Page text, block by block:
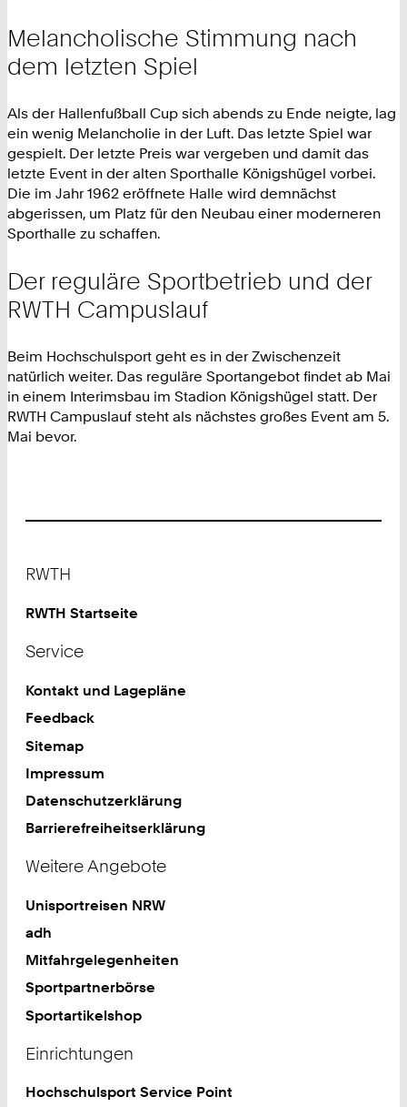
Melancholische Stimmung nach
dem letzten Spiel
Als der Hallenfußball Cup sich abends zu Ende neigte, lag
ein wenig Melancholie in der Luft. Das letzte Spiel war
gespielt. Der letzte Preis war vergeben und damit das
letzte Event in der alten Sporthalle Königshügel vorbei.
Die im Jahr 1962 eröffnete Halle wird demnächst
abgerissen, um Platz für den Neubau einer moderneren
Sporthalle zu schaffen.
Der reguläre Sportbetrieb und der
RWTH Campuslauf
Beim Hochschulsport geht es in der Zwischenzeit
natürlich weiter. Das reguläre Sportangebot findet ab Mai
in einem Interimsbau im Stadion Königshügel statt. Der
RWTH Campuslauf steht als nächstes großes Event am 5.
Mai bevor.
RWTH
RWTH Startseite
Service
Kontakt und Lagepläne
Feedback
Sitemap
Impressum
Datenschutzerklärung
Barrierefreiheitserklärung
Weitere Angebote
Unisportreisen NRW
adh
Mitfahrgelegenheiten
Sportpartnerbörse
Sportartikelshop
Einrichtungen
Hochschulsport Service Point